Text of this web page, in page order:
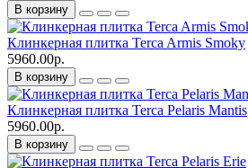
В корзину
Клинкерная плитка Terca Armis Smoky
5960.00р.
В корзину
Клинкерная плитка Terca Pelaris Mantis
5960.00р.
В корзину